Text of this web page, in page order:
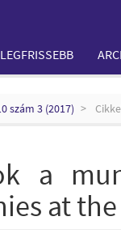
LEGFRISSEBB
szám 3 (2017)
a
at